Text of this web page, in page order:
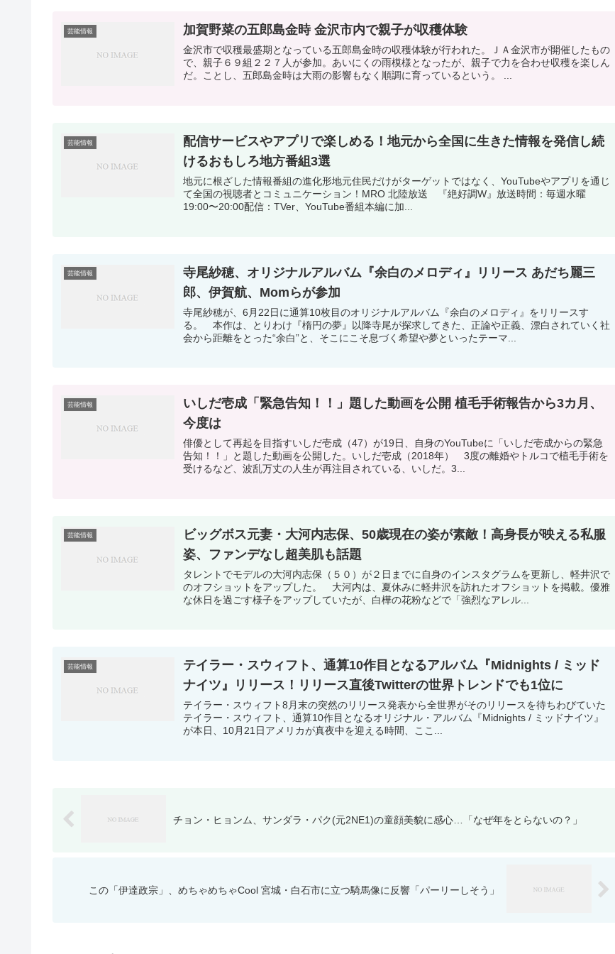
芸能情報 加賀野菜の五郎島金時 金沢市内で親子が収穫体験
金沢市で収穫最盛期となっている五郎島金時の収穫体験が行われた。ＪＡ金沢市が開催したもの
で、親子６９組２２７人が参加。あいにくの雨模様となったが、親子で力を合わせ収穫を楽しん
だ。ことし、五郎島金時は大雨の影響もなく順調に育っているという。 ...
芸能情報
配信サービスやアプリで楽しめる！地元から全国に生きた情報を発信し続
けるおもしろ地方番組3選
地元に根ざした情報番組の進化形地元住民だけがターゲットではなく、YouTubeやアプリを通じ
て全国の視聴者とコミュニケーション！MRO 北陸放送 『絶好調W』放送時間：毎週水曜
19:00〜20:00配信：TVer、YouTube番組本編に加...
芸能情報
寺尾紗穂、オリジナルアルバム『余白のメロディ』リリース あだち麗三
郎、伊賀航、Momらが参加
寺尾紗穂が、6月22日に通算10枚目のオリジナルアルバム『余白のメロディ』をリリースす
る。 本作は、とりわけ『楕円の夢』以降寺尾が探求してきた、正論や正義、漂白されていく社
会から距離をとった“余白”と、そこにこそ息づく希望や夢といったテーマ...
芸能情報
いしだ壱成「緊急告知！！」題した動画を公開 植毛手術報告から3カ月、
今度は
俳優として再起を目指すいしだ壱成（47）が19日、自身のYouTubeに「いしだ壱成からの緊急
告知！！」と題した動画を公開した。いしだ壱成（2018年） 3度の離婚やトルコで植毛手術を
受けるなど、波乱万丈の人生が再注目されている、いしだ。3...
芸能情報
ビッグボス元妻・大河内志保、50歳現在の姿が素敵！高身長が映える私服
姿、ファンデなし超美肌も話題
タレントでモデルの大河内志保（５０）が２日までに自身のインスタグラムを更新し、軽井沢で
のオフショットをアップした。 大河内は、夏休みに軽井沢を訪れたオフショットを掲載。優雅
な休日を過ごす様子をアップしていたが、白樺の花粉などで「強烈なアレル...
芸能情報
テイラー・スウィフト、通算10作目となるアルバム『Midnights / ミッド
ナイツ』リリース！リリース直後Twitterの世界トレンドでも1位に
テイラー・スウィフト8月末の突然のリリース発表から全世界がそのリリースを待ちわびていた
テイラー・スウィフト、通算10作目となるオリジナル・アルバム『Midnights / ミッドナイツ』
が本日、10月21日アメリカが真夜中を迎える時間、ここ...
チョン・ヒョンム、サンダラ・パク(元2NE1)の童顔美貌に感心…「なぜ年をとらないの？」
この「伊達政宗」、めちゃめちゃCool 宮城・白石市に立つ騎馬像に反響「パーリーしそう」